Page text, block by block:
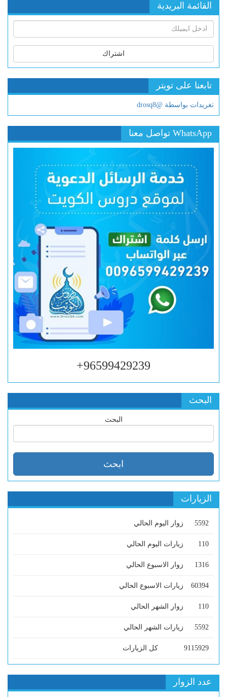
القائمة البريدية
اشتراك
تابعنا على تويتر
تغريدات بواسطة @drosq8
WhatsApp تواصل معنا
96599429239+
البحث
البحث
الزيارات
5592 زوار اليوم الحالي
110 زيارات اليوم الحالي
1316 زوار الاسبوع الحالي
60394 زيارات الاسبوع الحالي
110 زوار الشهر الحالي
5592 زيارات الشهر الحالي
9115929 كل الزيارات
عدد الزوار